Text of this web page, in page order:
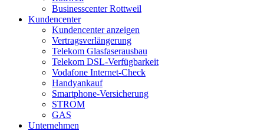
Businesscenter Rottweil
Kundencenter
Kundencenter anzeigen
Vertragsverlängerung
Telekom Glasfaserausbau
Telekom DSL-Verfügbarkeit
Vodafone Internet-Check
Handyankauf
Smartphone-Versicherung
STROM
GAS
Unternehmen